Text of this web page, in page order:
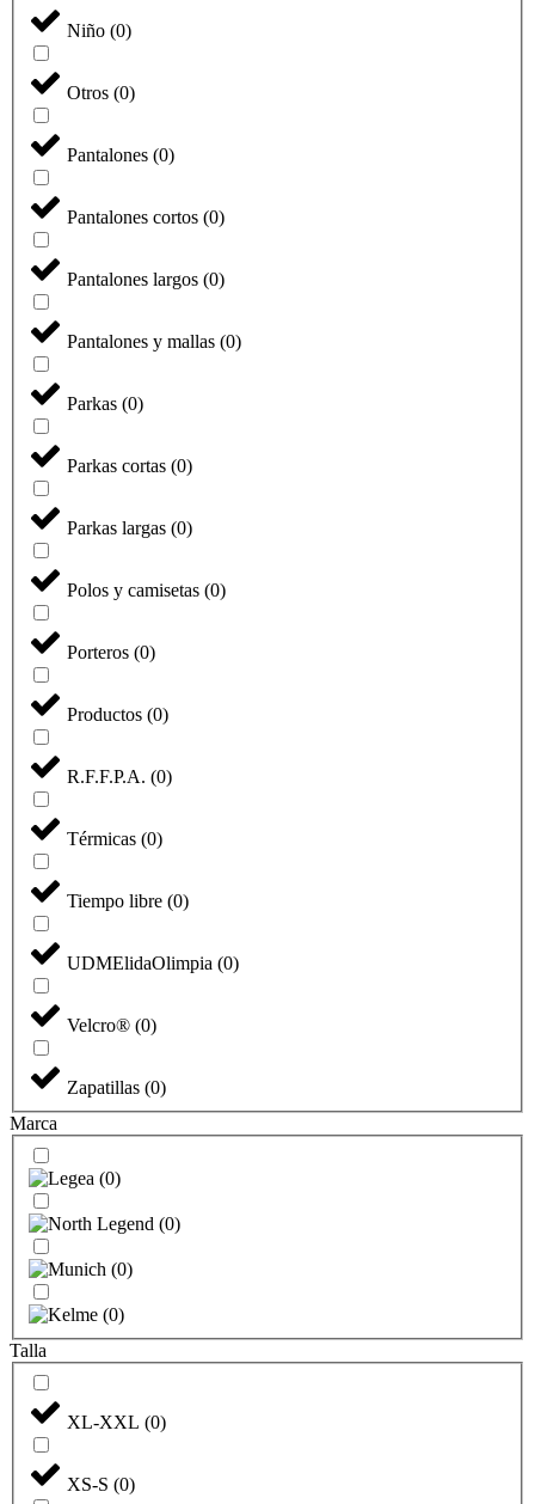
Niño (0)
Otros (0)
Pantalones (0)
Pantalones cortos (0)
Pantalones largos (0)
Pantalones y mallas (0)
Parkas (0)
Parkas cortas (0)
Parkas largas (0)
Polos y camisetas (0)
Porteros (0)
Productos (0)
R.F.F.P.A. (0)
Térmicas (0)
Tiempo libre (0)
UDMElidaOlimpia (0)
Velcro® (0)
Zapatillas (0)
Marca
(0)
(0)
(0)
(0)
Talla
XL-XXL (0)
XS-S (0)